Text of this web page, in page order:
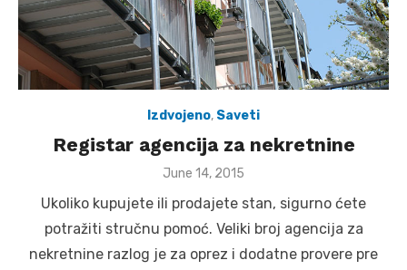
Izdvojeno, Saveti
Registar agencija za nekretnine
Posted
June 14, 2015
Ukoliko kupujete ili prodajete stan, sigurno ćete
potražiti stručnu pomoć. Veliki broj agencija za
nekretnine razlog je za oprez i dodatne provere pre